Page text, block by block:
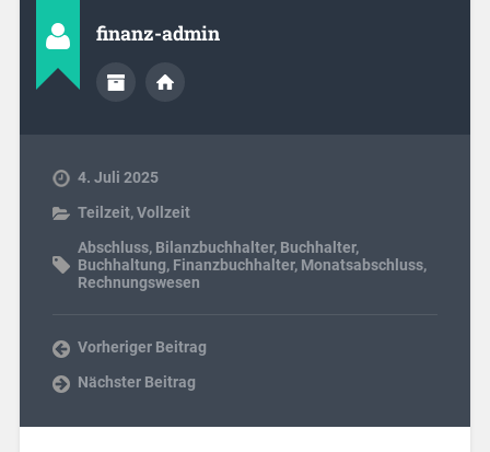
finanz-admin
4. Juli 2025
Teilzeit,Vollzeit
Abschluss, Bilanzbuchhalter, Buchhalter,
Buchhaltung, Finanzbuchhalter, Monatsabschluss,
Rechnungswesen
Vorheriger Beitrag
Nächster Beitrag